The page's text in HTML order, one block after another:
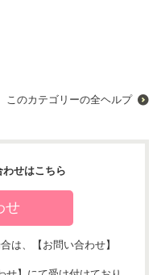
このカテゴリーの全ヘルプ
せはこちら
せ
は、【お問い合わせ】